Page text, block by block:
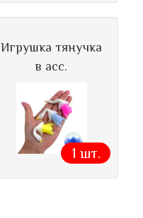
Игрушка тянучка
в асс.
1 шт.